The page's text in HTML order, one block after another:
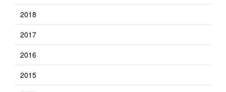
2018
2017
2016
2015